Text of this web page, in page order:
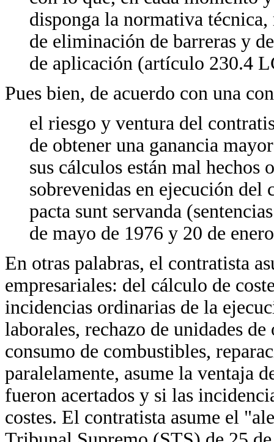
disponga la normativa
de eliminación de barreras y
de aplicación (artículo 230.4
Pues bien, de acuerdo con una
el riesgo y ventura del
de obtener una ganancia
sus cálculos están mal hechos
sobrevenidas en ejecución
pacta sunt servanda
de mayo de 1976 y 20 de
En otras palabras, el contratista
empresariales: del cálculo de
incidencias ordinarias de la
laborales, rechazo de unidades
consumo de combustibles,
paralelamente, asume la ventaja
fueron acertados y si las
costes. El contratista asume el